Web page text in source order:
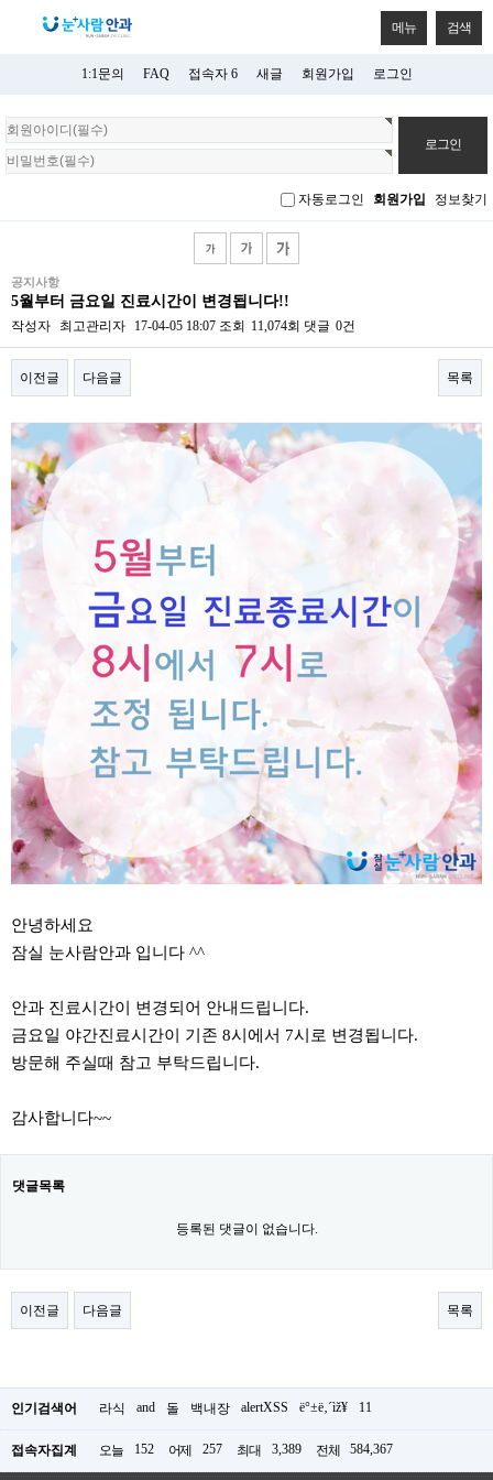
메뉴 검색
1:1문의 FAQ 접속자 6 새글 회원가입 로그인
회
원
로
자동로그인 회원가입 정보찾기
공지사항
5월부터 금요일 진료시간이 변경됩니다!!
작성자 최고관리자 17-04-05 18:07 조회 11,074회 댓글 0건
이전글 다음글 목록
본문
안녕하세요
잠실 눈사람안과 입니다 ^^
안과 진료시간이 변경되어 안내드립니다.
금요일 야간진료시간이 기존 8시에서 7시로 변경됩니다.
방문해 주실때 참고 부탁드립니다.
감사합니다~~
댓글목록
등록된 댓글이 없습니다.
이전글 다음글 목록
인기검색어 라식 and 돌 백내장 alertXSS ë°±ë‚´ìž¥ 11
접속자집계 오늘 152 어제 257 최대 3,389 전체 584,367